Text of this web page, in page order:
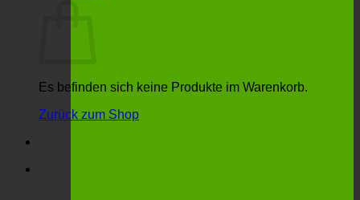
Es befinden sich keine Produkte im Warenkorb.
Zurück zum Shop